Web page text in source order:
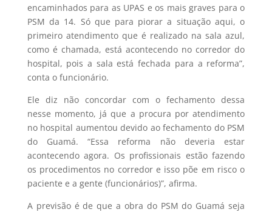
encaminhados para as UPAS e os mais graves para o
PSM da 14. Só que para piorar a situação aqui, o
primeiro atendimento que é realizado na sala azul,
como é chamada, está acontecendo no corredor do
hospital, pois a sala está fechada para a reforma”,
conta o funcionário.
Ele diz não concordar com o fechamento dessa
nesse momento, já que a procura por atendimento
no hospital aumentou devido ao fechamento do PSM
do Guamá. “Essa reforma não deveria estar
acontecendo agora. Os profissionais estão fazendo
os procedimentos no corredor e isso põe em risco o
paciente e a gente (funcionários)”, afirma.
A previsão é de que a obra do PSM do Guamá seja